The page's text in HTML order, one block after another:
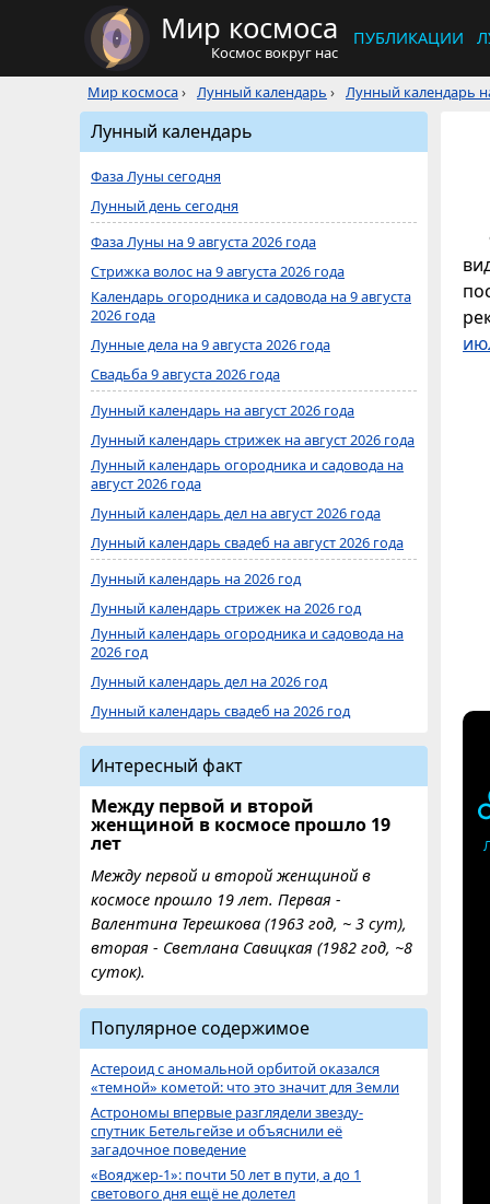
Мир космоса
Космос вокруг нас
ПУБЛИКАЦИИ
Мир космоса› Лунный календарь › Лунный календарь
Лунный календарь
Фаза Луны сегодня
Лунный день сегодня
Фаза Луны на 9 августа 2026 года
Стрижка волос на 9 августа 2026 года
Календарь огородника и садовода на 9 августа
2026 года
Лунные дела на 9 августа 2026 года
Свадьба 9 августа 2026 года
Лунный календарь на август 2026 года
Лунный календарь стрижек на август 2026 года
Лунный календарь огородника и садовода на
август 2026 года
Лунный календарь дел на август 2026 года
Лунный календарь свадеб на август 2026 года
Лунный календарь на 2026 год
Лунный календарь стрижек на 2026 год
Лунный календарь огородника и садовода на
2026 год
Лунный календарь дел на 2026 год
Лунный календарь свадеб на 2026 год
Интересный факт
Между первой и второй
женщиной в космосе прошло 19
лет
Между первой и второй женщиной в
космосе прошло 19 лет. Первая -
Валентина Терешкова (1963 год, ~ 3 сут),
вторая - Светлана Савицкая (1982 год, ~8
суток).
Популярное содержимое
Астероид с аномальной орбитой оказался
«темной» кометой: что это значит для Земли
Астрономы впервые разглядели звезду-
спутник Бетельгейзе и объяснили её
загадочное поведение
«Вояджер-1»: почти 50 лет в пути, а до 1
светового дня ещё не долетел